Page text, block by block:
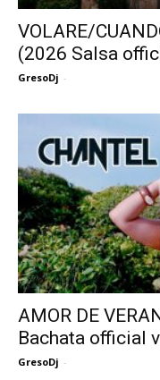
VOLARE/
(2026 Salsa
GresoDj -
AMOR DE
Bachata official
GresoDj -